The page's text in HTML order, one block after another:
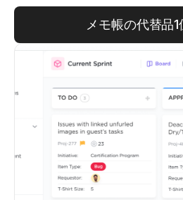
メモ帳の代替品